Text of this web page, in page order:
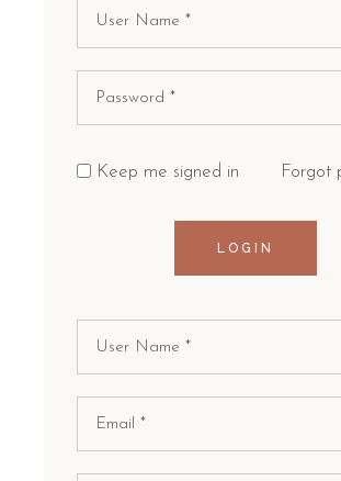
Keep me signed in Forgot
LOGIN